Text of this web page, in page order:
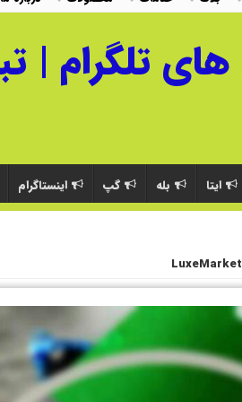
ایتا بله گپ اینستاگرام
LuxeMarket